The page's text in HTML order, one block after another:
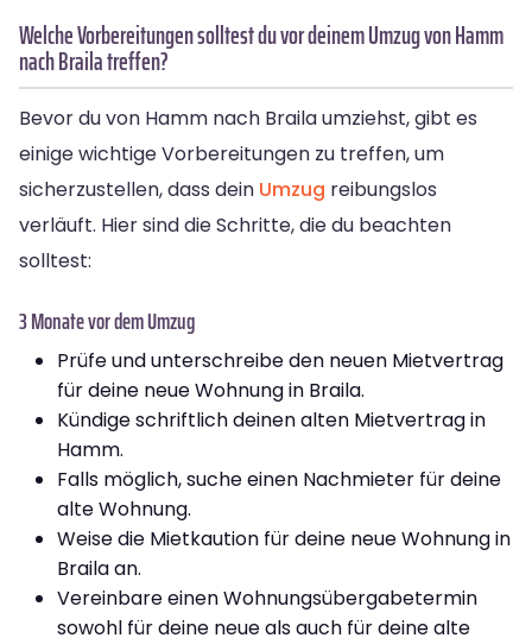
Welche Vorbereitungen solltest du vor deinem Umzug von Hamm
nach Braila treffen?
Bevor du von Hamm nach Braila umziehst, gibt es
einige wichtige Vorbereitungen zu treffen, um
sicherzustellen, dass dein Umzug reibungslos
verläuft. Hier sind die Schritte, die du beachten
solltest:
3 Monate vor dem Umzug
Prüfe und unterschreibe den neuen Mietvertrag
für deine neue Wohnung in Braila.
Kündige schriftlich deinen alten Mietvertrag in
Hamm.
Falls möglich, suche einen Nachmieter für deine
alte Wohnung.
Weise die Mietkaution für deine neue Wohnung in
Braila an.
Vereinbare einen Wohnungsübergabetermin
sowohl für deine neue als auch für deine alte